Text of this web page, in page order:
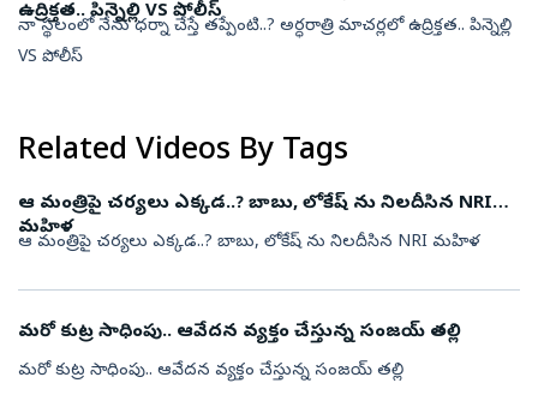
ఉద్రిక్తత.. పిన్నెల్లి VS పోలీస్
నా స్థలంలో నేను ధర్నా చేస్తే తప్పేంటి..? అర్ధరాత్రి మాచర్లలో ఉద్రిక్తత.. పిన్నెల్లి
VS పోలీస్
Related Videos By Tags
ఆ మంత్రిపై చర్యలు ఎక్కడ..? బాబు, లోకేష్ ను నిలదీసిన NRI
మహిళ
ఆ మంత్రిపై చర్యలు ఎక్కడ..? బాబు, లోకేష్ ను నిలదీసిన NRI మహిళ
మరో కుట్ర సాధింపు.. ఆవేదన వ్యక్తం చేస్తున్న సంజయ్ తల్లి
మరో కుట్ర సాధింపు.. ఆవేదన వ్యక్తం చేస్తున్న సంజయ్ తల్లి